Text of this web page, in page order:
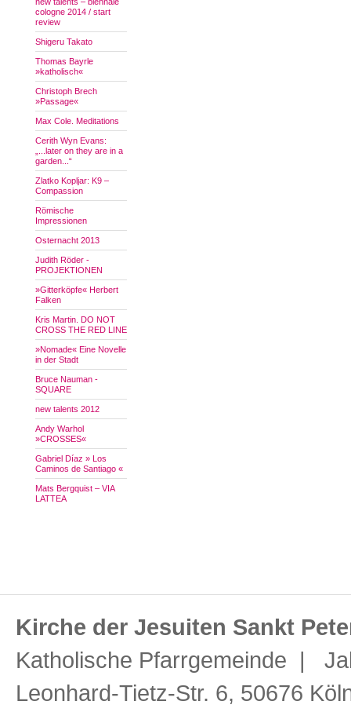
cologne 2014 / start
review
Shigeru Takato
Thomas Bayrle
»katholisch«
Christoph Brech
»Passage«
Max Cole. Meditations
Cerith Wyn Evans:
„...later on they are in a
garden...“
Zlatko Kopljar: K9 –
Compassion
Römische
Impressionen
Osternacht 2013
Judith Röder -
PROJEKTIONEN
»Gitterköpfe« Herbert
Falken
Kris Martin. DO NOT
CROSS THE RED LINE
»Nomade« Eine Novelle
in der Stadt
Bruce Nauman -
SQUARE
new talents 2012
Andy Warhol
»CROSSES«
Gabriel Díaz » Los
Caminos de Santiago «
Mats Bergquist – VIA
LATTEA
Kirche der Jesuiten Sankt
Katholische Pfarrgemeinde |
Leonhard-Tietz-Str. 6, 50676